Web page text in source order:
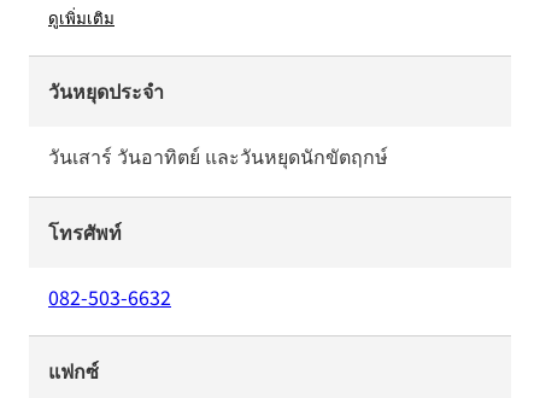
ดูเพิ่มเติม
วันหยุดประจำ
วันเสาร์ วันอาทิตย์ และวันหยุดนักขัตฤกษ์
โทรศัพท์
082-503-6632
แฟกซ์